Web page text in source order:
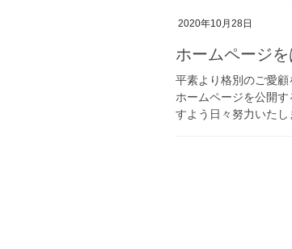
2020年10月28日
ホームページ
平素より格別のご愛
ホームページを公開
すよう日々努力いた